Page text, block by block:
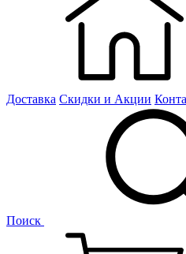
Доставка Скидки и Акции
Поиск